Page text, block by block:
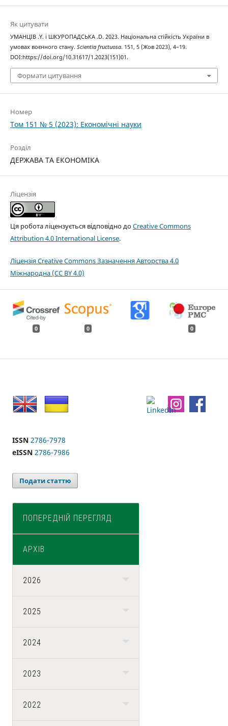
Як цитувати
УМАНЦІВ .Y. і ШКУРОПАДСЬКА .D. 2023. Національна стійкість України в
умовах воєнного стану. Scientia fructuosa. 151, 5 (Жов 2023), 4–19.
DOI:https://doi.org/10.31617/1.2023(151)01.
Формати цитування
Номер
Том 151 № 5 (2023): Економічні науки
Розділ
ДЕРЖАВА ТА ЕКОНОМІКА
Ліцензія
Ця робота ліцензується відповідно доCreative Commons
Attribution 4.0 International License.
Ліцензія Creative Commons Зазначення Авторства 4.0
Міжнародна (CC BY 4.0)
0 0 0
ISSN 2786-7978
eISSN 2786-7986
Подати статтю
ПОПЕРЕДНІЙ ПЕРЕГЛЯД
АРХІВ
2026
2025
2024
2023
2022